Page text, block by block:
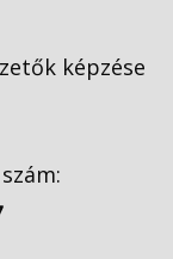
képzése